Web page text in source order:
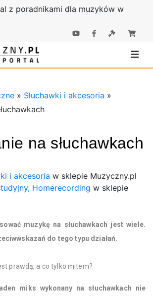
z poradnikami dla muzyków w
Sklep
muzyczne |
» Słuchawki i akcesoria »
na słuchawkach
i akcesoria w sklepie Muzyczny.pl
Homerecording w sklepie
muzykę na słuchawkach jest wiele.
do tego typu działań.
prawdą, a co tylko mitem?
miks wykonany na słuchawkach nie